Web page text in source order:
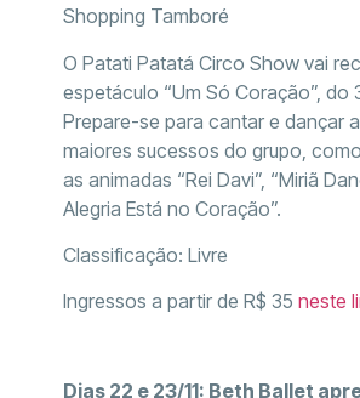
Shopping Tamboré
O Patati Patatá Circo Show vai
espetáculo “Um Só Coração”, do
Prepare-se para cantar e dançar
maiores sucessos do grupo, como
as animadas “Rei Davi”, “Miriã
Alegria Está no Coração”.
Classificação: Livre
Ingressos a partir de R$ 35 neste
Dias 22 e 23/11: Beth Ballet